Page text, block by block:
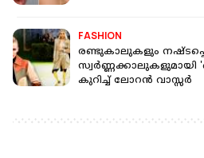
FASHION
രണ്ടുകാലുകളും
സ്വർണ്ണക്കാലുകളുമായി
കുറിച്ച് ലോറൻ വാസ്സർ